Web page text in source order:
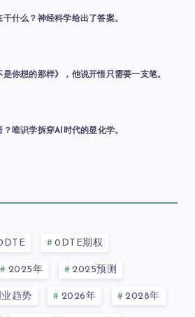
什么？神经科学给出了答案。
是你想的那样》，他说开悟只需要一支笔。
唯识学拆穿AI时代的显化学。
0DTE期权
2025年 2025预测
趋势 2026年 2028年